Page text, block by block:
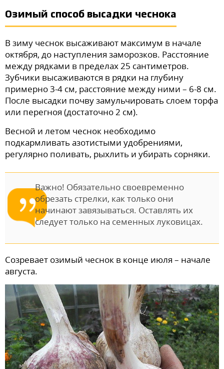
Озимый способ высадки чеснока
В зиму чеснок высаживают максимум в начале
октября, до наступления заморозков. Расстояние
между рядками в пределах 25 сантиметров.
Зубчики высаживаются в рядки на глубину
примерно 3-4 см, расстояние между ними – 6-8 см.
После высадки почву замульчировать слоем торфа
или перегноя (достаточно 2 см).
Весной и летом чеснок необходимо
подкармливать азотистыми удобрениями,
регулярно поливать, рыхлить и убирать сорняки.
Важно! Обязательно своевременно
обрезать стрелки, как только они
начинают завязываться. Оставлять их
следует только на семенных луковицах.
Созревает озимый чеснок в конце июля – начале
августа.